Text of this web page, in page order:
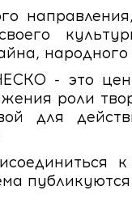
- это
роли
для